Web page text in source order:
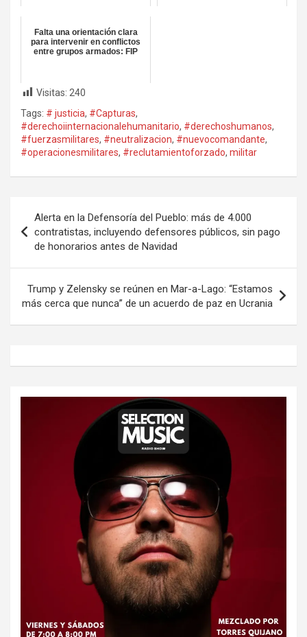
Falta una orientación clara
para intervenir en conflictos
entre grupos armados: FIP
Visitas: 240
Tags: # justicia, #Capturas,
#derechoiinternacionalehumanitario, #derechoshumanos,
#fuerzasmilitares, #neutralizacion, #nuevocomandante,
#operacionesmilitares, #reclutamientoforzado, militar
de
entradas
Alerta en la Defensoría del Pueblo: más de 4.000
contratistas, incluyendo defensores públicos, sin pago
de honorarios antes de Navidad
Trump y Zelensky se reúnen en Mar-a-Lago: “Estamos
más cerca que nunca” de un acuerdo de paz en Ucrania